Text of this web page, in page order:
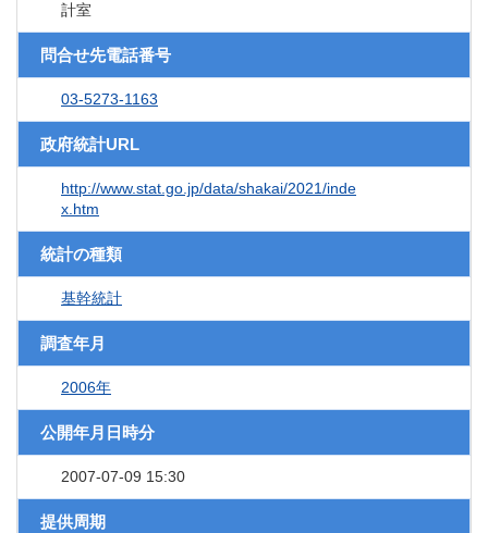
計室
問合せ先電話番号
03-5273-1163
政府統計URL
http://www.stat.go.jp/data/shakai/2021/inde
x.htm
統計の種類
基幹統計
調査年月
2006年
公開年月日時分
2007-07-09 15:30
提供周期